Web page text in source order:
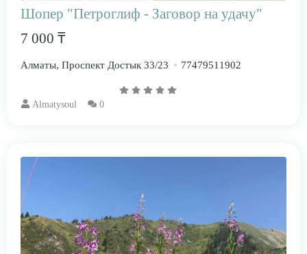
Шопер "Петроглиф - Заговор на удачу"
7 000 ₸
Алматы, Проспект Достык 33/23 77479511902
Almatysoul 0